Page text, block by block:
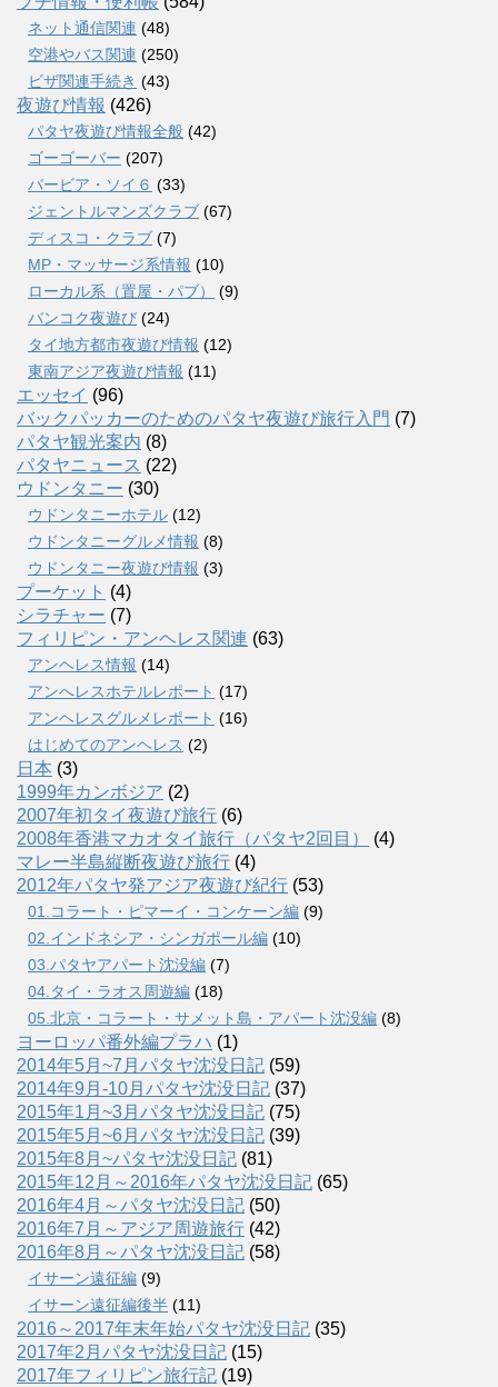
ネット通信関連 (48)
空港やバス関連 (250)
ビザ関連手続き (43)
夜遊び情報 (426)
パタヤ夜遊び情報全般 (42)
ゴーゴーバー (207)
バービア・ソイ６ (33)
ジェントルマンズクラブ (67)
ディスコ・クラブ (7)
MP・マッサージ系情報 (10)
ローカル系（置屋・パブ）
(9)
バンコク夜遊び (24)
タイ地方都市夜遊び情報 (12)
東南アジア夜遊び情報 (11)
エッセイ (96)
バックパッカーのためのパタヤ夜遊び旅行入門 (7)
パタヤ観光案内 (8)
パタヤニュース (22)
ウドンタニー (30)
ウドンタニーホテル (12)
ウドンタニーグルメ情報 (8)
ウドンタニー夜遊び情報 (3)
プーケット (4)
シラチャー (7)
フィリピン・アンヘレス関連 (63)
アンヘレス情報 (14)
アンへレスホテルレポート (17)
アンヘレスグルメレポート (16)
はじめてのアンヘレス (2)
日本 (3)
1999年カンボジア (2)
2007年初タイ夜遊び旅行 (6)
2008年香港マカオタイ旅行（パタヤ2回目）
(4)
マレー半島縦断夜遊び旅行 (4)
2012年パタヤ発アジア夜遊び紀行 (53)
01.コラート・ピマーイ・コンケーン編 (9)
02.インドネシア・シンガポール編 (10)
03.パタヤアパート沈没編 (7)
04.タイ・ラオス周遊編 (18)
05.北京・コラート・サメット島・アパート沈没編 (8)
ヨーロッパ番外編プラハ (1)
2014年5月~7月パタヤ沈没日記 (59)
2014年9月-10月パタヤ沈没日記 (37)
2015年1月~3月パタヤ沈没日記 (75)
2015年5月~6月パタヤ沈没日記 (39)
2015年8月~パタヤ沈没日記 (81)
2015年12月～2016年パタヤ沈没日記 (65)
2016年4月～パタヤ沈没日記 (50)
2016年7月～アジア周遊旅行 (42)
2016年8月～パタヤ沈没日記 (58)
イサーン遠征編 (9)
イサーン遠征編後半 (11)
2016～2017年末年始パタヤ沈没日記 (35)
2017年2月パタヤ沈没日記 (15)
2017年フィリピン旅行記 (19)